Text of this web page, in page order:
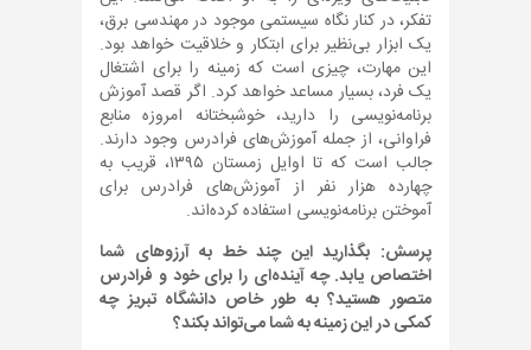
تفکر، در کنار نگاه سیستمی موجود در مهندسی برق،
یک ابزار بی‌نظیر برای ابتکار و خلاقیت خواهد بود.
این مهارت، چیزی است که زمینه را برای اشتغال
یک فرد، بسیار مساعد خواهد کرد. اگر قصد آموزش
برنامه‌نویسی را دارید، خوشبختانه امروزه منابع
فراوانی، از جمله آموزش‌های فرادرس وجود دارند.
جالب است که تا اوایل زمستان ۱۳۹۵، قریب به
چهارده هزار نفر از آموزش‌های فرادرس برای
آموختن برنامه‌نویسی استفاده کرده‌اند.
پرسش: بگذارید این چند خط به آرزوهای شما
اختصاص یابد. چه آینده‌ای را برای خود و فرادرس
متصور هستید؟ به طور خاص دانشگاه تبریز چه
کمکی در این زمینه به شما می‌تواند بکند؟